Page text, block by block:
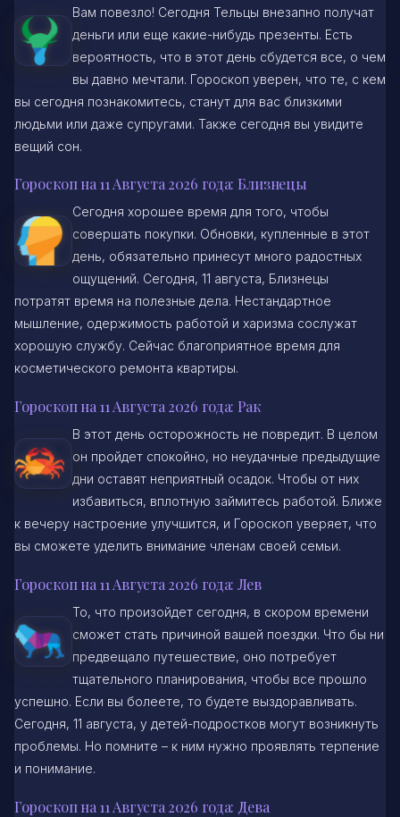
Вам повезло! Сегодня Тельцы внезапно получат
деньги или еще какие-нибудь презенты. Есть
вероятность, что в этот день сбудется все, о чем
вы давно мечтали. Гороскоп уверен, что те, с кем
вы сегодня познакомитесь, станут для вас близкими
людьми или даже супругами. Также сегодня вы увидите
вещий сон.
Гороскоп на 11 Августа 2026 года: Близнецы
Сегодня хорошее время для того, чтобы
совершать покупки. Обновки, купленные в этот
день, обязательно принесут много радостных
ощущений. Сегодня, 11 августа, Близнецы
потратят время на полезные дела. Нестандартное
мышление, одержимость работой и харизма сослужат
хорошую службу. Сейчас благоприятное время для
косметического ремонта квартиры.
Гороскоп на 11 Августа 2026 года: Рак
В этот день осторожность не повредит. В целом
он пройдет спокойно, но неудачные предыдущие
дни оставят неприятный осадок. Чтобы от них
избавиться, вплотную займитесь работой. Ближе
к вечеру настроение улучшится, и Гороскоп уверяет, что
вы сможете уделить внимание членам своей семьи.
Гороскоп на 11 Августа 2026 года: Лев
То, что произойдет сегодня, в скором времени
сможет стать причиной вашей поездки. Что бы ни
предвещало путешествие, оно потребует
тщательного планирования, чтобы все прошло
успешно. Если вы болеете, то будете выздоравливать.
Сегодня, 11 августа, у детей-подростков могут возникнуть
проблемы. Но помните – к ним нужно проявлять терпение
и понимание.
Гороскоп на 11 Августа 2026 года: Дева